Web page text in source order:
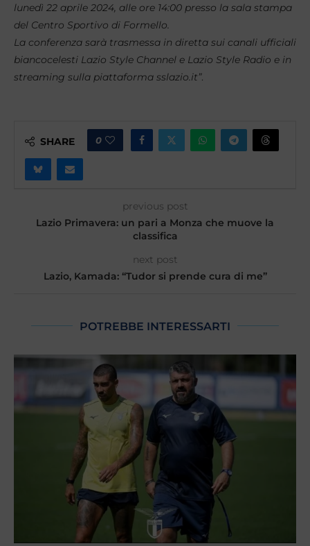
lunedì 22 aprile 2024, alle ore 14:00 presso la sala stampa
del Centro Sportivo di Formello.
La conferenza sarà trasmessa in diretta sui canali ufficiali
biancocelesti Lazio Style Channel e Lazio Style Radio e in
streaming sulla piattaforma sslazio.it”.
SHARE 0
previous post
Lazio Primavera: un pari a Monza che muove la
classifica
next post
Lazio, Kamada: “Tudor si prende cura di me”
POTREBBE INTERESSARTI